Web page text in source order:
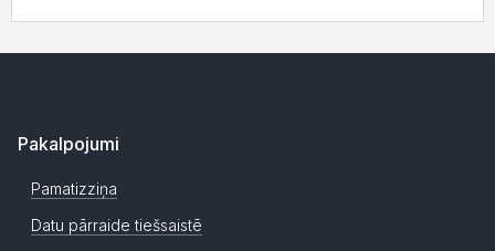
Pakalpojumi
Pamatizziņa
Datu pārraide tiešsaistē